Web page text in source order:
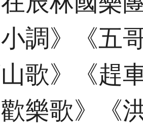
小調》《五
山歌》《趕
樂歌》《